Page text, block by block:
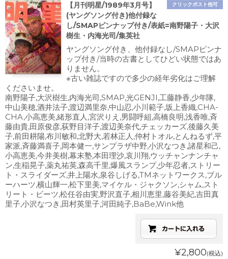
クリックポスト他可
【月刊明星/1989年3月号】
(ヤングソング付き)他付録な
し/SMAPピンナップ付き/表紙=南野陽子・大沢
樹生・内海光司/集英社
ヤングソング付き、他付録なし/SMAPピンナ
ップ付き/当時の古書としてひどい状態ではあ
りません。
※古い雑誌ですので多少の経年劣化はご理解
くださいませ。
南野陽子,大沢樹生,内海光司,SMAP,光GENJI,工藤静香,少年隊,
中山美穂,酒井法子,渡辺満里奈,中山忍,小川範子,坂上香織,CHA-
CHA,小高恵美,緒形直人,宮沢りえ,男闘呼組,高橋良明,浅香唯,斉
藤由貴,田原俊彦,荻野目洋子,渡辺美奈代,チェッカーズ,後藤久美
子,前田耕陽,布川敏和,北野大,若林正人,仲村トオル,とんねるず,平
家派,斉藤満喜子,岡本健一,サンプラザ中野,小沢なつき,諸星和己,
小高恵美,今井美樹,幕末塾,本田理沙,哀川翔,ウッチャンナンチャ
ン,生稲晃子,薬丸祐英,森高千里,爆風スランプ,少年忍者,ストリー
ト・スライダーズ,井上陽水,泉谷しげる,TMネットワークス,ブル
ーハーツ,横山輝一,松下里美,マイケル・ジャクソン,シャム,スト
リート・ビーツ,松任谷由実,野沢直子,相川恵里,藤谷美紀,吉田真
里子,小沢なつき,田村英里子,河田純子,BaBe,Wink他
¥2,800(税込)